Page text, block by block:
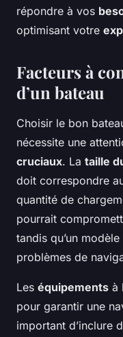
répondre à vos
optimisant votre
Facteurs à
d’un bateau
Choisir le bon
nécessite une
cruciaux. La taille
doit correspondre
quantité de
pourrait
tandis qu’un
problèmes de
Les équipements à
pour garantir une
important d’inclure